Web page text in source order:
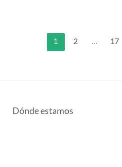
1 2 … 17
Dónde estamos